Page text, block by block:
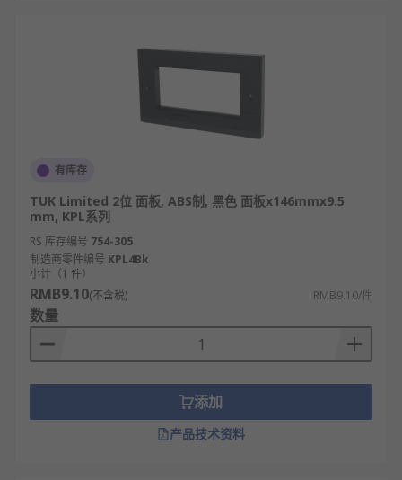
有库存
TUK Limited 2位 面板, ABS制, 黑色 面板x146mmx9.5
mm, KPL系列
RS 库存编号 754-305
制造商零件编号 KPL4Bk
小计（1 件）
RMB9.10(不含税) RMB9.10/件
数量
添加
产品技术资料